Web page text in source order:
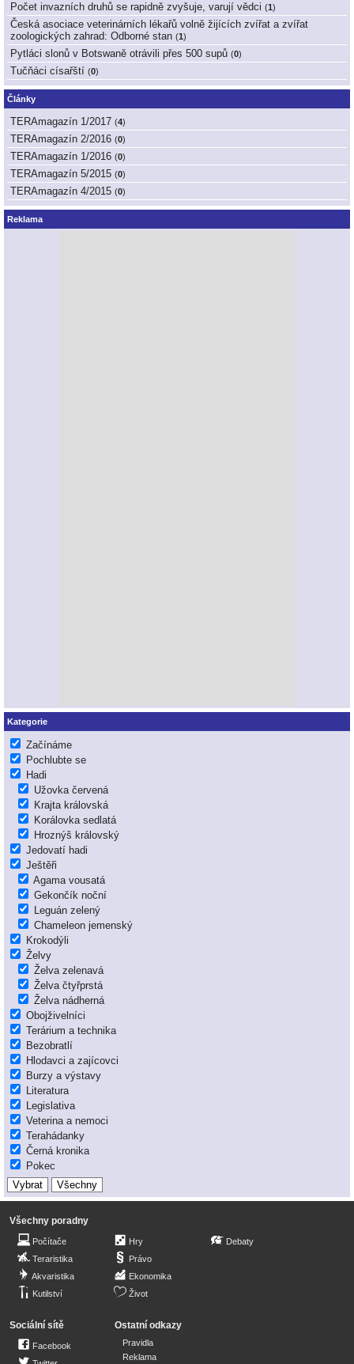
Počet invazních druhů se rapidně zvyšuje, varují vědci (1 )
Česká asociace veterinárních lékařů volně žijících zvířat a zvířat
zoologických zahrad: Odborné stan (1 )
Pytláci slonů v Botswaně otrávili přes 500 supů (0)
Tučňáci císařští (0)
Články
TERAmagazín 1/2017 (4)
TERAmagazín 2/2016 (0)
TERAmagazín 1/2016 (0)
TERAmagazín 5/2015 (0)
TERAmagazín 4/2015 (0)
Reklama
Kategorie
Začínáme
Pochlubte se
Hadi
Užovka červená
Krajta královská
Korálovka sedlatá
Hroznýš královský
Jedovatí hadi
Ještěři
Agama vousatá
Gekončík noční
Leguán zelený
Chameleon jemenský
Krokodýli
Želvy
Želva zelenavá
Želva čtyřprstá
Želva nádherná
Obojživelníci
Terárium a technika
Bezobratlí
Hlodavci a zajícovci
Burzy a výstavy
Literatura
Legislativa
Veterina a nemoci
Terahádanky
Černá kronika
Pokec
Všechny poradny
Počítače
Teraristika
Akvaristika
Kutilství
Hry
Právo
Ekonomika
Život
Debaty
Sociální sítě
Facebook
Ostatní odkazy
Pravidla
Reklama